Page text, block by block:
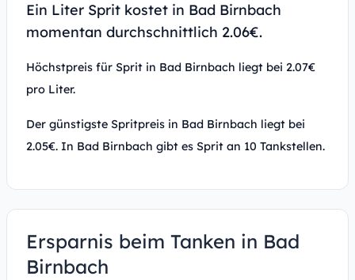
Ein Liter Sprit kostet in Bad Birnbach
momentan durchschnittlich 2.06€.
Höchstpreis für Sprit in Bad Birnbach liegt bei 2.07€
pro Liter.
Der günstigste Spritpreis in Bad Birnbach liegt bei
2.05€. In Bad Birnbach gibt es Sprit an 10 Tankstellen.
Ersparnis beim Tanken in Bad
Birnbach